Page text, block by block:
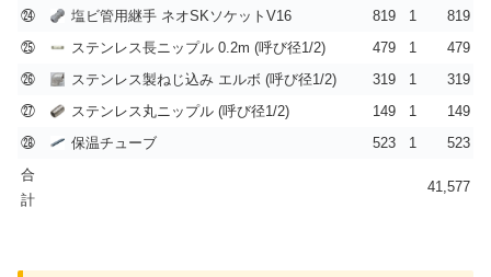
㉔
塩ビ管用継手 ネオSKソケットV16 819 1
819
㉕
ステンレス長ニップル 0.2m (呼び径1/2) 479 1
479
㉖
ステンレス製ねじ込み エルボ (呼び径1/2) 319 1
319
㉗
ステンレス丸ニップル (呼び径1/2) 149 1
149
㉘
保温チューブ 523 1
523
合
計
41,577